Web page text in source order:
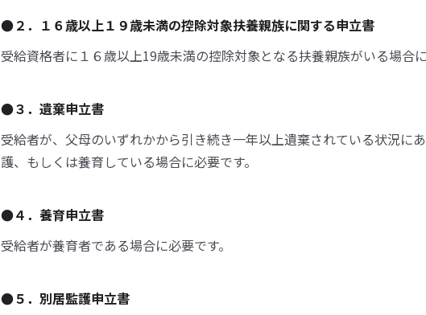
●２．１６歳以上１９歳未満の控除対象扶養親族に関する申立書
受給資格者に１６歳以上19歳未満の控除対象となる扶養親族がいる場合に
●３．遺棄申立書
受給者が、父母のいずれかから引き続き一年以上遺棄されている状況に
護、もしくは養育している場合に必要です。
●４．養育申立書
受給者が養育者である場合に必要です。
●５．別居監護申立書